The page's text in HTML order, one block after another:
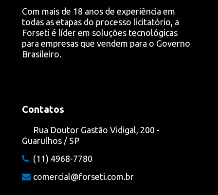
Com mais de 18 anos de experiência em
todas as etapas do processo licitatório, a
Forseti é líder em soluções tecnológicas
para empresas que vendem para o Governo
Brasileiro.
Contatos
Rua Doutor Gastão Vidigal, 200 -
Guarulhos / SP
(11) 4968-7780
comercial@forseti.com.br